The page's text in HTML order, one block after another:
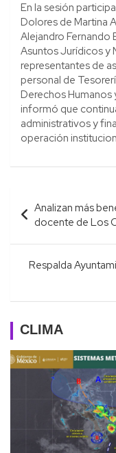
En la sesión
Dolores de Martina
Alejandro Fernando
Asuntos Jurídicos y
representantes de
personal de
Derechos Humanos
informó que
administrativos y
operación
Navegación
de
entradas
Analizan más
docente de Los
Respalda
CLIMA